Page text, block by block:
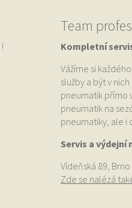
!
Team
Kompletní
Vážíme si
služby a být v
pneumatik přímo
pneumatik na
pneumatiky, ale i
Servis a výdejní
Vídeňská 89, Brno
Zde se nalézá